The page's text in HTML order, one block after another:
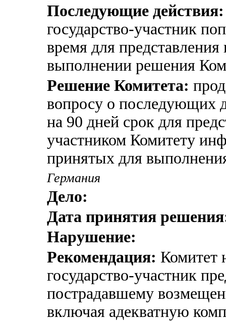
Последующие действия:
государство-участник
время для
выполнении решения
Решение Комитета:
вопросу о последующих
на 90 дней срок для
участником Комитету
принятых для
Германия
Дело:
Дата принятия
Нарушение:
Рекомендация: Комитет
государство-участник
пострадавшему
включая адекватную